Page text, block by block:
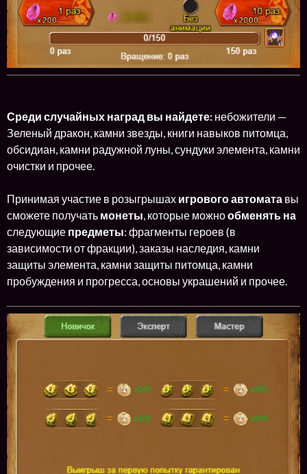
Среди случайных наград вы найдете: небожители —
Зеленый дракон, камни звезды, книги навыков питомца,
обсидиан, камни радужной луны, сундуки элемента, камни
очистки и прочее.
Принимая участие в розыгрышах игрового автомата вы
сможете получать монеты, которые можнообменять на
следующие предметы: фрагменты героев (в
зависимости от фракции), заказы наследия, камни
защиты элемента, камни защиты питомца, камни
пробуждения и прогресса, основы украшений и прочее.